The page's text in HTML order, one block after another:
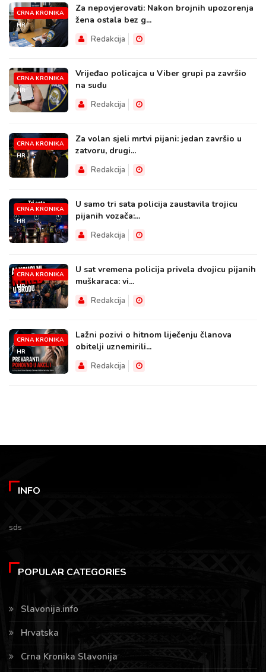
CRNA KRONIKA
HR
Za nepovjerovati: Nakon brojnih upozorenja
žena ostala bez g...
Redakcija
CRNA KRONIKA
HR
Vrijeđao policajca u Viber grupi pa završio
na sudu
Redakcija
CRNA KRONIKA
HR
Za volan sjeli mrtvi pijani: jedan završio u
zatvoru, drugi...
Redakcija
CRNA KRONIKA
HR
U samo tri sata policija zaustavila trojicu
pijanih vozača:...
Redakcija
CRNA KRONIKA
HR
U sat vremena policija privela dvojicu pijanih
muškaraca: vi...
Redakcija
CRNA KRONIKA
HR
Lažni pozivi o hitnom liječenju članova
obitelji uznemirili...
Redakcija
INFO
sds
POPULAR CATEGORIES
Slavonija.info
Hrvatska
Crna Kronika Slavonija